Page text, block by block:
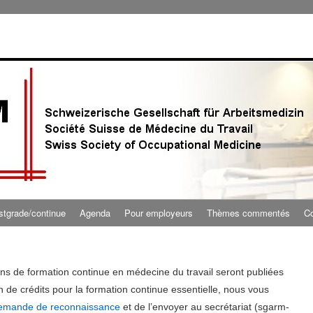
continue Agenda Pour employeurs Thèmes commentés
de formation continue en médecine du travail seront publiées
de crédits pour la formation continue essentielle, nous vous
de reconnaissance et de l’envoyer au secrétariat (sgarm-